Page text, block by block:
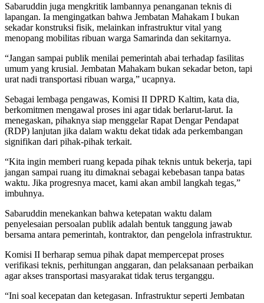
Sabaruddin juga mengkritik lambannya penanganan teknis di
lapangan. Ia mengingatkan bahwa Jembatan Mahakam I bukan
sekadar konstruksi fisik, melainkan infrastruktur vital yang
menopang mobilitas ribuan warga Samarinda dan sekitarnya.
“Jangan sampai publik menilai pemerintah abai terhadap fasilitas
umum yang krusial. Jembatan Mahakam bukan sekadar beton, tapi
urat nadi transportasi ribuan warga,” ucapnya.
Sebagai lembaga pengawas, Komisi II DPRD Kaltim, kata dia,
berkomitmen mengawal proses ini agar tidak berlarut-larut. Ia
menegaskan, pihaknya siap menggelar Rapat Dengar Pendapat
(RDP) lanjutan jika dalam waktu dekat tidak ada perkembangan
signifikan dari pihak-pihak terkait.
“Kita ingin memberi ruang kepada pihak teknis untuk bekerja, tapi
jangan sampai ruang itu dimaknai sebagai kebebasan tanpa batas
waktu. Jika progresnya macet, kami akan ambil langkah tegas,”
imbuhnya.
Sabaruddin menekankan bahwa ketepatan waktu dalam
penyelesaian persoalan publik adalah bentuk tanggung jawab
bersama antara pemerintah, kontraktor, dan pengelola infrastruktur.
Komisi II berharap semua pihak dapat mempercepat proses
verifikasi teknis, perhitungan anggaran, dan pelaksanaan perbaikan
agar akses transportasi masyarakat tidak terus terganggu.
“Ini soal kecepatan dan ketegasan. Infrastruktur seperti Jembatan